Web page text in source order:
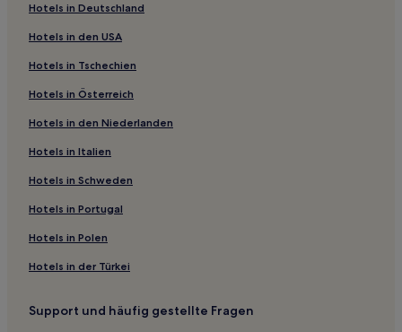
3-Sterne-Hotels in Dongying
5-Sterne-Hotels in Jinan
4-Sterne-Hotels in Qingdao
2-Sterne-Hotels in Binzhou
Hotels nahe Han Luwang Mausoleum
Hotels nahe Yishui Unterirdische Flussfahrt
Hotels nahe Wolong-Quellen Park
Hotels nahe Panlong-Berg
Hotels nahe Linyi Wolong-Berg-Buddhahöhle
Hotels nahe Wulian Kreismuseum
Hotels nahe Natürliche Unterirdische Galerie
Hotels in Deutschland
Hotels in den USA
Hotels in Tschechien
Hotels in Österreich
Hotels in den Niederlanden
Hotels in Italien
Hotels in Schweden
Hotels in Portugal
Hotels in Polen
Hotels in der Türkei
Support und häufig gestellte Fragen